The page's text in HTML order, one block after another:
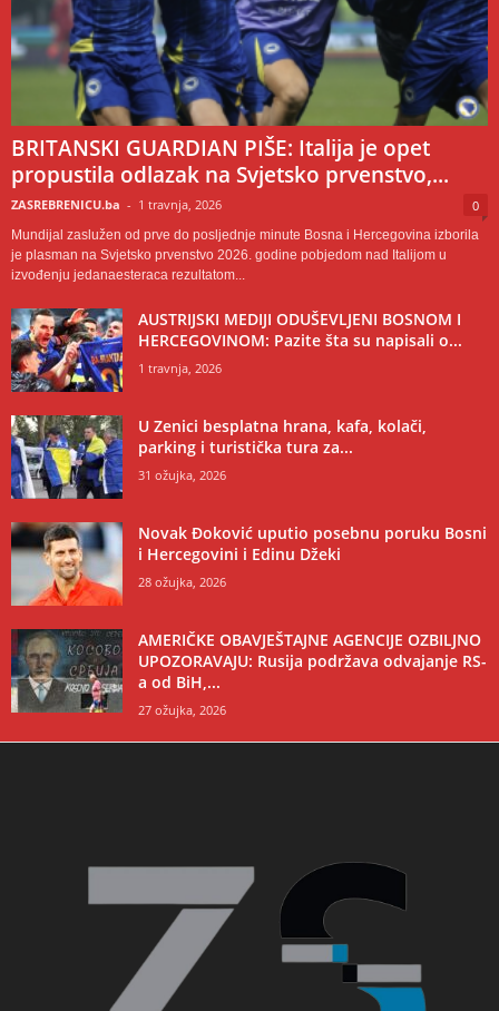
BRITANSKI GUARDIAN PIŠE: Italija je opet
propustila odlazak na Svjetsko prvenstvo,...
ZASREBRENICU.ba - 1 travnja, 2026 0
Mundijal zaslužen od prve do posljednje minute Bosna i Hercegovina izborila
je plasman na Svjetsko prvenstvo 2026. godine pobjedom nad Italijom u
izvođenju jedanaesteraca rezultatom...
AUSTRIJSKI MEDIJI ODUŠEVLJENI BOSNOM I
HERCEGOVINOM: Pazite šta su napisali o...
1 travnja, 2026
U Zenici besplatna hrana, kafa, kolači,
parking i turistička tura za...
31 ožujka, 2026
Novak Đoković uputio posebnu poruku Bosni
i Hercegovini i Edinu Džeki
28 ožujka, 2026
AMERIČKE OBAVJEŠTAJNE AGENCIJE OZBILJNO
UPOZORAVAJU: Rusija podržava odvajanje RS-
a od BiH,...
27 ožujka, 2026